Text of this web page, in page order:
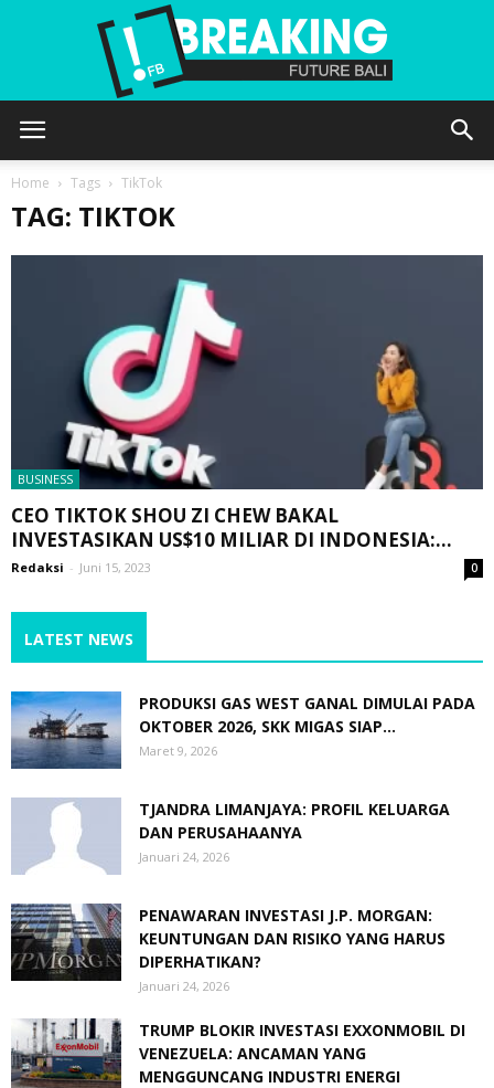
Home Tags TikTok
TAG: TIKTOK
BUSINESS
CEO TIKTOK SHOU ZI CHEW BAKAL
INVESTASIKAN US$10 MILIAR DI INDONESIA:...
Redaksi - Juni 15, 2023 0
LATEST NEWS
PRODUKSI GAS WEST GANAL DIMULAI PADA
OKTOBER 2026, SKK MIGAS SIAP...
Maret 9, 2026
TJANDRA LIMANJAYA: PROFIL KELUARGA
DAN PERUSAHAANYA
Januari 24, 2026
PENAWARAN INVESTASI J.P. MORGAN:
KEUNTUNGAN DAN RISIKO YANG HARUS
DIPERHATIKAN?
Januari 24, 2026
TRUMP BLOKIR INVESTASI EXXONMOBIL DI
VENEZUELA: ANCAMAN YANG
MENGGUNCANG INDUSTRI ENERGI